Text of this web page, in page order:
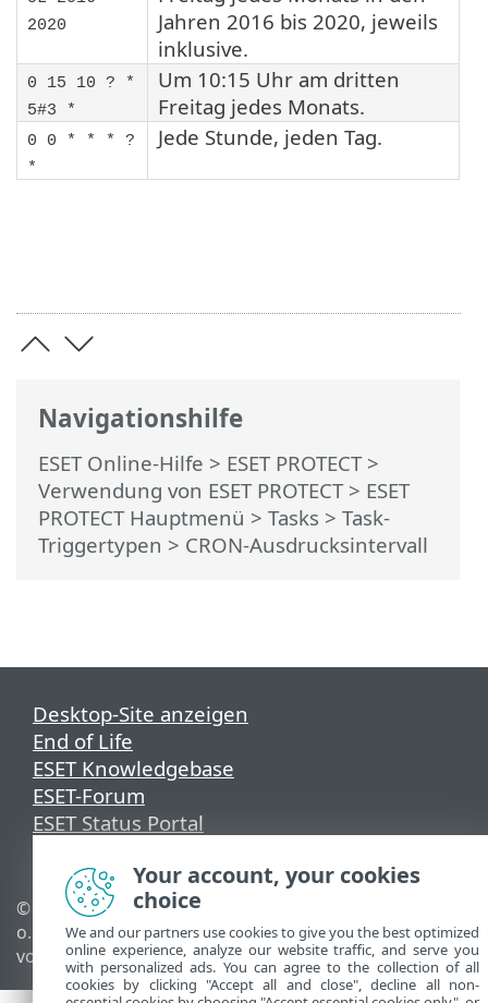
Navigationshilfe
ESET Online-Hilfe > ESET PROTECT>
Verwendung von ESET PROTECT> ESET
PROTECT Hauptmenü > Tasks > Task-
Triggertypen > CRON-Ausdrucksintervall
2020
Jahren 2016 bis 2020, jeweils
inklusive.
0 15 10 ? *
5#3 *
Um 10:15 Uhr am dritten
Freitag jedes Monats.
0 0 * * * ?
*
Jede Stunde, jeden Tag.
Desktop-Site anzeigen
End of Life
ESET Knowledgebase
ESET-Forum
ESET Status Portal
© 1992 - 2026 ESET, spol. s r.
o. - Alle Rechte
vorbehalten.
Cookie-Richtlinie
Your account, your cookies
choice
We and our partners use cookies to give you the best optimized
online experience, analyze our website traffic, and serve you
with personalized ads. You can agree to the collection of all
cookies by clicking "Accept all and close", decline all non-